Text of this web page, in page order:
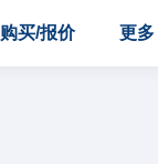
购买/报价 更多